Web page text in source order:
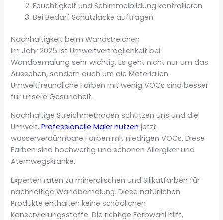
Feuchtigkeit und Schimmelbildung kontrollieren
Bei Bedarf Schutzlacke auftragen
Nachhaltigkeit beim Wandstreichen
Im Jahr 2025 ist Umweltverträglichkeit bei
Wandbemalung sehr wichtig. Es geht nicht nur um das
Aussehen, sondern auch um die Materialien.
Umweltfreundliche Farben mit wenig VOCs sind besser
für unsere Gesundheit.
Nachhaltige Streichmethoden schützen uns und die
Umwelt.Professionelle Maler nutzen jetzt
wasserverdünnbare Farben mit niedrigen VOCs. Diese
Farben sind hochwertig und schonen Allergiker und
Atemwegskranke.
Experten raten zu mineralischen und Silikatfarben für
nachhaltige Wandbemalung. Diese natürlichen
Produkte enthalten keine schädlichen
Konservierungsstoffe. Die richtige Farbwahl hilft,